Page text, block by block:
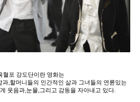
혈포 강도단이란 영화는
,할머니들의 인간적인 삶과 그녀들의 연륜있는
웃음과,눈물,그리고 감동을 자아내고 있다.